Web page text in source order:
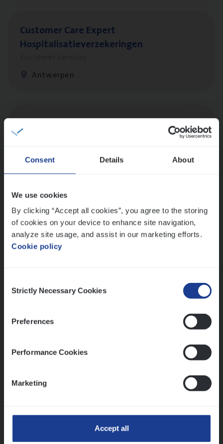
Consent Details About
We use cookies
By clicking “Accept all cookies”, you agree to the storing
of cookies on your device to enhance site navigation,
analyze site usage, and assist in our marketing efforts.
Cookie policy
Selection
Strictly Necessary Cookies
Preferences
Performance Cookies
Marketing
Accept all
Cus­to­mer Care Expert
Hospitalisatieverzekeringen
Antwerpen
Insu­ran­ce Bro­kerKMO
Sales Management
Antwerpen
Lees onze verhalen
Meer dan collega’s: hoe Julie en Aurélie elkaar
versterken
Mathias houdt van diepgaande dossiers én droge